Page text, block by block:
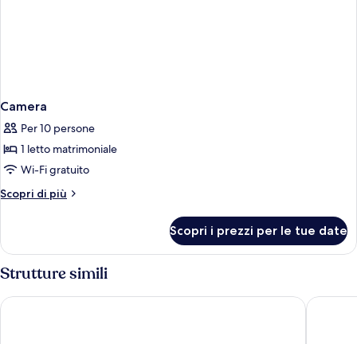
Camera
Per 10 persone
1 letto matrimoniale
Wi-Fi gratuito
Scopri di più
Altri
Scopri i prezzi per le tue date
Strutture simili
Sunshine Rhodes - All Inclusive Sun